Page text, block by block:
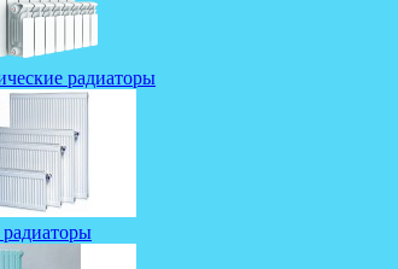
радиаторы